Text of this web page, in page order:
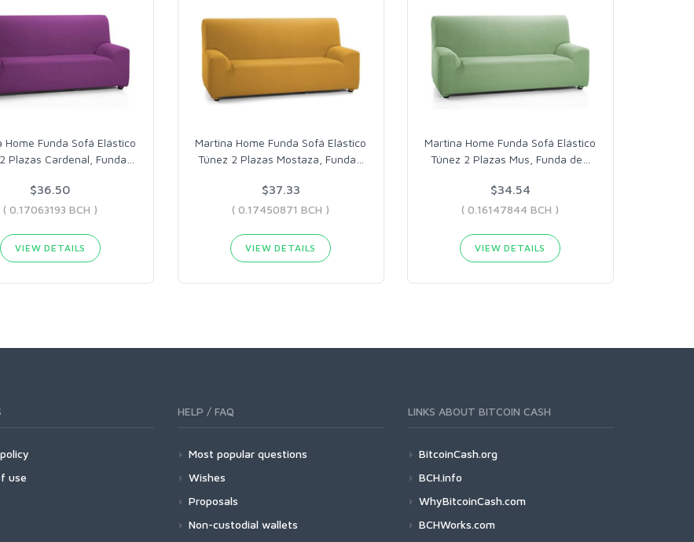
Home Funda Sofá Elástico
Plazas Cardenal, Funda
$36.50
( 0.17063193 BCH )
VIEW DETAILS
Martina Home Funda Sofá Elástico
Túnez 2 Plazas Mostaza, Funda
$37.33
( 0.17450871 BCH )
VIEW DETAILS
Martina Home Funda Sofá Elástico
Túnez 2 Plazas Mus, Funda de
$34.54
( 0.16147844 BCH )
VIEW DETAILS
use
HELP / FAQ
Most popular questions
Wishes
Proposals
Non-custodial wallets
LINKS ABOUT BITCOIN CASH
BitcoinCash.org
BCH.info
WhyBitcoinCash.com
BCHWorks.com